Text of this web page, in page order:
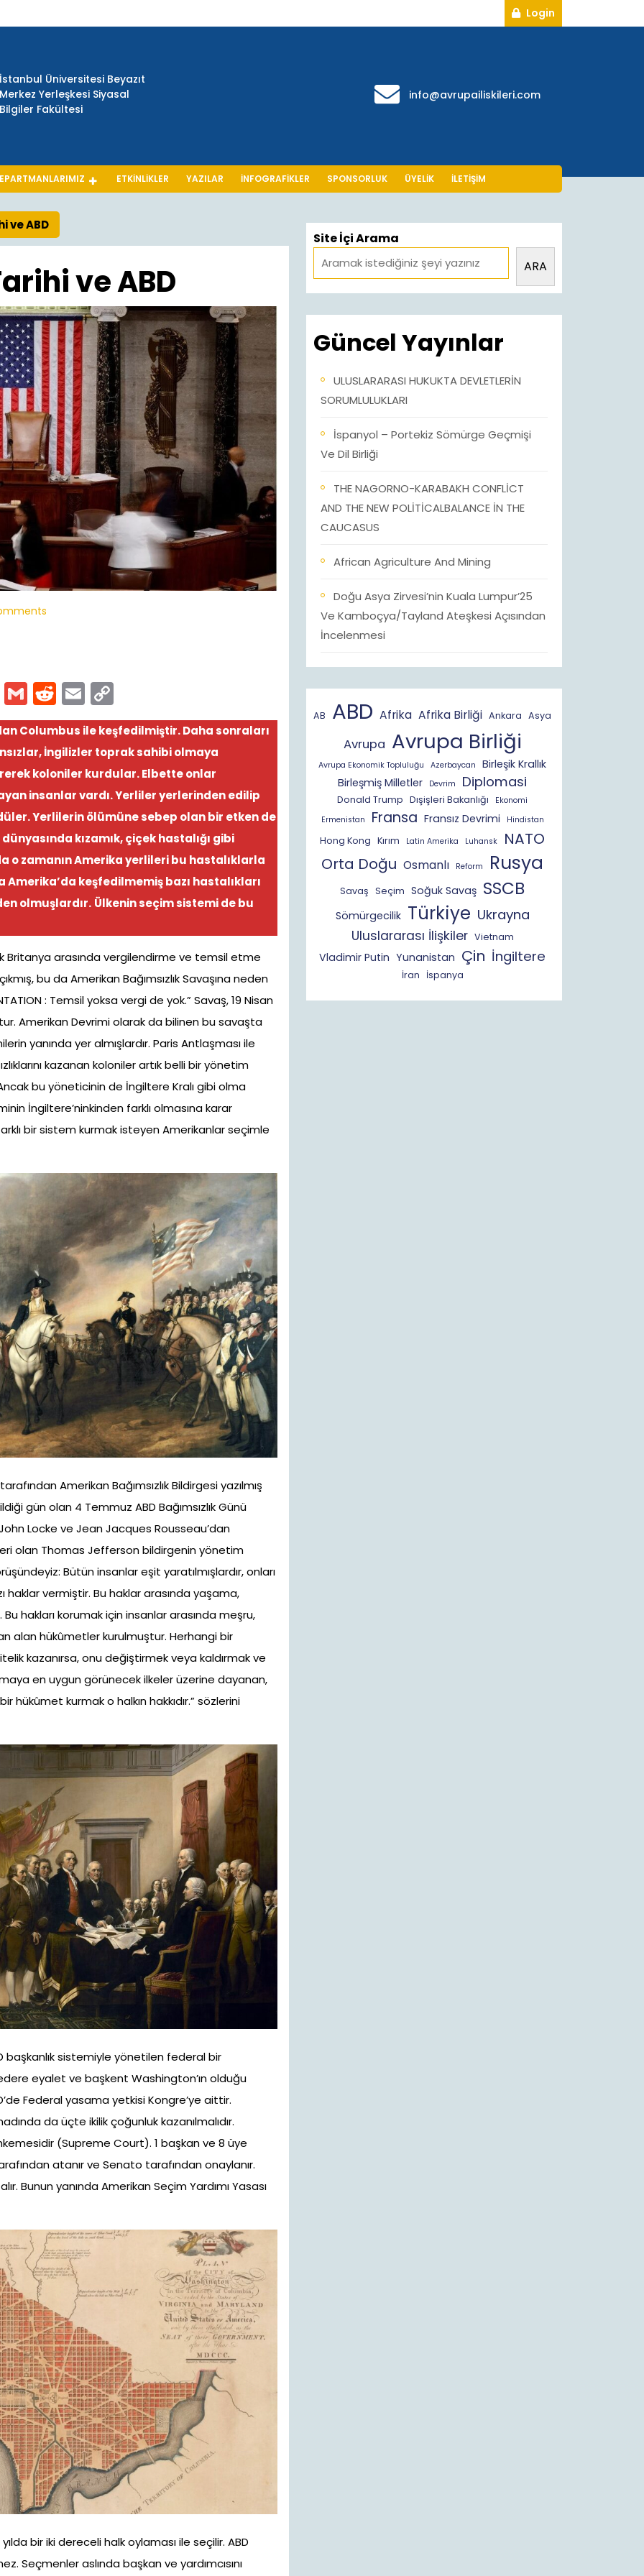
Login
İstanbul Üniversitesi Beyazıt
Merkez Yerleşkesi Siyasal
Bilgiler Fakültesi
info@avrupailiskileri.com
ETKINLIKLER YAZILAR İNFOGRAFIKLER SPONSORLUK ÜYELIK İLETIŞIM
ve ABD
ve ABD
O G
m
ai
l
R
e
d
di
t
E
m
ai
l
o
p
y
Li
n
k
Columbus ile keşfedilmiştir. Daha sonraları
İngilizler toprak sahibi olmaya
koloniler kurdular. Elbette onlar
insanlar vardı. Yerliler yerlerinden edilip
Yerlilerin ölümüne sebep olan bir etken de
kızamık, çiçek hastalığı gibi
o zamanın Amerika yerlileri bu hastalıklarla
Amerika’da keşfedilmemiş bazı hastalıkları
olmuşlardır. Ülkenin seçim sistemi de bu
Britanya arasında vergilendirme ve temsil etme
bu da Amerikan Bağımsızlık Savaşına neden
: Temsil yoksa vergi de yok.” Savaş, 19 Nisan
Amerikan Devrimi olarak da bilinen bu savaşta
yanında yer almışlardır. Paris Antlaşması ile
kazanan koloniler artık belli bir yönetim
bu yöneticinin de İngiltere Kralı gibi olma
İngiltere’ninkinden farklı olmasına karar
bir sistem kurmak isteyen Amerikanlar seçimle
Amerikan Bağımsızlık Bildirgesi yazılmış
gün olan 4 Temmuz ABD Bağımsızlık Günü
Locke ve Jean Jacques Rousseau’dan
olan Thomas Jefferson bildirgenin yönetim
Bütün insanlar eşit yaratılmışlardır, onları
vermiştir. Bu haklar arasında yaşama,
hakları korumak için insanlar arasında meşru,
alan hükûmetler kurulmuştur. Herhangi bir
kazanırsa, onu değiştirmek veya kaldırmak ve
en uygun görünecek ilkeler üzerine dayanan,
kurmak o halkın hakkıdır.” sözlerini
başkanlık sistemiyle yönetilen federal bir
eyalet ve başkent Washington’ın olduğu
Federal yasama yetkisi Kongre’ye aittir.
da üçte ikilik çoğunluk kazanılmalıdır.
(Supreme Court). 1 başkan ve 8 üye
atanır ve Senato tarafından onaylanır.
Bunun yanında Amerikan Seçim Yardımı Yasası
bir iki dereceli halk oylaması ile seçilir. ABD
Seçmenler aslında başkan ve yardımcısını
Site İçi Arama
ARA
Güncel Yayınlar
ULUSLARARASI HUKUKTA DEVLETLERİN
SORUMLULUKLARI
İspanyol – Portekiz Sömürge Geçmişi
Ve Dil Birliği
THE NAGORNO-KARABAKH CONFLİCT
AND THE NEW POLİTİCALBALANCE İN THE
CAUCASUS
African Agriculture And Mining
Doğu Asya Zirvesi’nin Kuala Lumpur’25
Ve Kamboçya/Tayland Ateşkesi Açısından
İncelenmesi
AB ABD Afrika Afrika Birliği Ankara Asya
Avrupa Avrupa Birliği
Avrupa Ekonomik Topluluğu Azerbaycan
Birleşik Krallık
Birleşmiş Milletler
Devrim Diplomasi
Donald Trump Dışişleri Bakanlığı
Ekonomi
Ermenistan
Fransa Fransız Devrimi Hindistan
Hong Kong Kırım Latin Amerika Luhansk
NATO
Orta Doğu Osmanlı Reform Rusya
Savaş Seçim Soğuk Savaş SSCB
Sömürgecilik Türkiye Ukrayna
Uluslararası İlişkiler Vietnam
Vladimir Putin Yunanistan Çin İngiltere
İran İspanya